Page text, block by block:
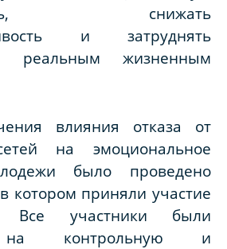
снижать
и затруднять
реальным жизненным
влияния отказа от
на эмоциональное
было проведено
котором приняли участие
Все участники были
на контрольную и